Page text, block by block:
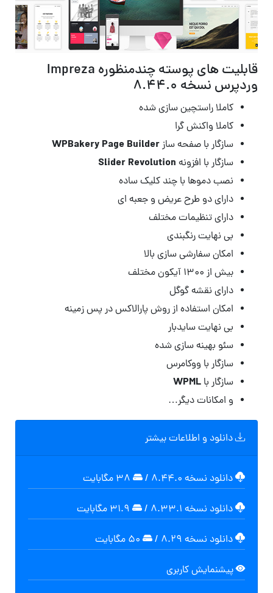
قابلیت های پوسته چندمنظوره Impreza
وردپرس نسخه
کاملا راستچین سازی شده
کاملا واکنش گرا
سازگار با صفحه سازWPBakery Page Builder
سازگار با افزونه Slider Revolution
نصب دموها با چند کلیک ساده
دارای دو طرح عریض و جعبه ای
دارای تنظیمات مختلف
بی نهایت رنگبندی
امکان سفارشی سازی بالا
بیش از ۱۳۰۰ آیکون مختلف
دارای نقشه گوگل
امکان استفاده از روش پارالاکس در پس زمینه
بی نهایت سایدبار
سئو بهینه سازی شده
سازگار با ووکامرس
سازگار با WPML
و امکانات دیگر…
دانلود و اطلاعات بیشتر
دانلود نسخه ۸.۴۴.۰ /
دانلود نسخه ۸.۳۳.۱ /
دانلود نسخه ۸.۲۹ /
پیشنمایش کاربری